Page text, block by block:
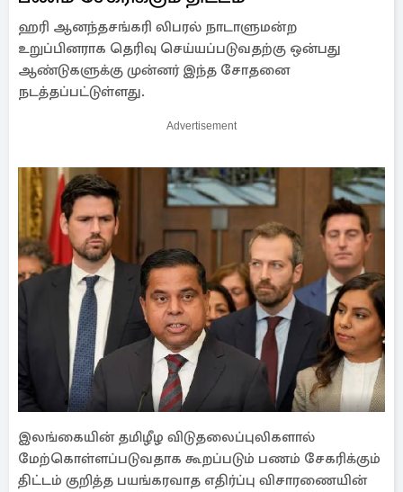
ஹரி ஆனந்தசங்கரி லிபரல் நாடாளுமன்ற
உறுப்பினராக தெரிவு செய்யப்படுவதற்கு ஒன்பது
ஆண்டுகளுக்கு முன்னர் இந்த சோதனை
நடத்தப்பட்டுள்ளது.
Advertisement
இலங்கையின் தமிழீழ விடுதலைப்புலிகளால்
மேற்கொள்ளப்படுவதாக கூறப்படும் பணம் சேகரிக்கும்
திட்டம் குறித்த பயங்கரவாத எதிர்ப்பு விசாரணையின்